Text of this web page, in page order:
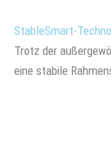
StableSmart-
Trotz der
eine stabile